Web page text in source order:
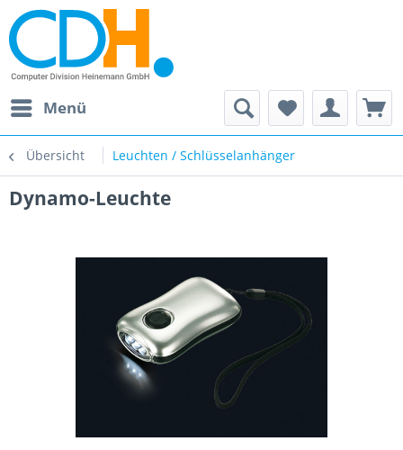
Menü
Übersicht Leuchten / Schlüsselanhänger
Dynamo-Leuchte